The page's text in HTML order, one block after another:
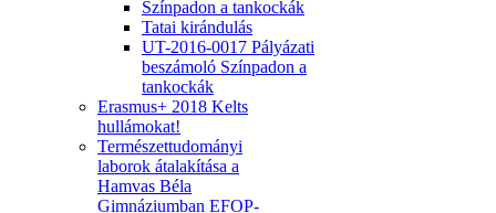
Színpadon a tankockák
Tatai kirándulás
UT-2016-0017 Pályázati
beszámoló Színpadon a
tankockák
Erasmus+ 2018 Kelts
hullámokat!
Természettudományi
laborok átalakítása a
Hamvas Béla
Gimnáziumban EFOP-